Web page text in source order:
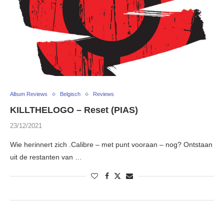
Album Reviews Belgisch Reviews
KILLTHELOGO – Reset (PIAS)
23/12/2021
Wie herinnert zich .Calibre – met punt vooraan – nog? Ontstaan
uit de restanten van …